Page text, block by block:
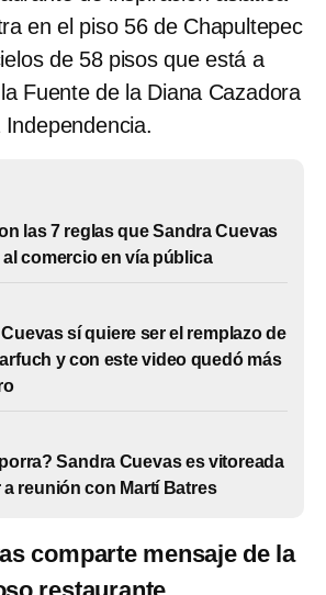
en el piso 56 de Chapultepec
de 58 pisos que está a
Fuente de la Diana Cazadora
las 7 reglas que Sandra Cuevas
comercio en vía pública
sí quiere ser el remplazo de
y con este video quedó más
Sandra Cuevas es vitoreada
a reunión con Martí Batres
comparte mensaje de la